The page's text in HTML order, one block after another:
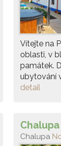
Vítejte na
oblasti, v
památek.
ubytování
detail
Chalupa